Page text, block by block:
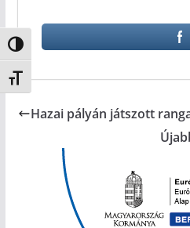
Nagy kontraszt váltása
Betűméret váltása
Hazai pályán játszott